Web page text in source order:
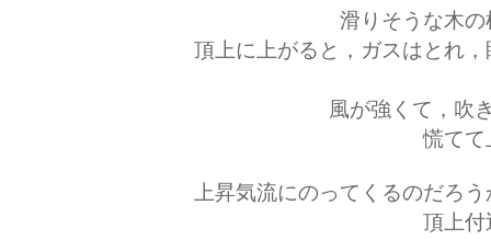
滑りそうな木
頂上に上がると，ガスはとれ
風が強くて，吹
慌てて
上昇気流にのってくるのだろ
頂上付